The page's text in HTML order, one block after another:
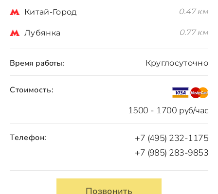
Стоимость:
1500 - 1700 руб/час
Время работы: Круглосуточно
Телефон:
+7 (495) 232-1175
+7 (985) 283-9853
Позвонить
Китай-Город 0.47 км
Лубянка 0.77 км